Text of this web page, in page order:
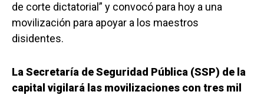
de corte dictatorial” y convocó para hoy a una
movilización para apoyar a los maestros
disidentes.
La Secretaría de Seguridad Pública (SSP) de la
capital vigilará las movilizaciones con tres mil